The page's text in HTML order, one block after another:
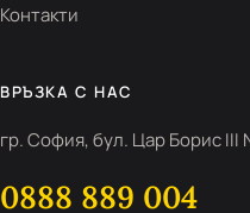
Контакти
ВРЪЗКА С НАС
гр. София, бул. Цар Борис
0888 889 004